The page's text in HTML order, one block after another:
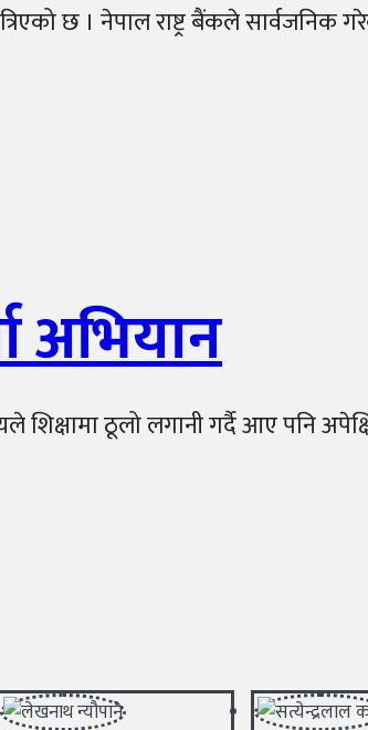
छ । नेपाल राष्ट्र बैंकले सार्वजनिक
अभियान
शिक्षामा ठूलो लगानी गर्दै आए पनि